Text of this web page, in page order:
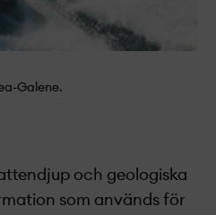
Galene.
och geologiska
som används för